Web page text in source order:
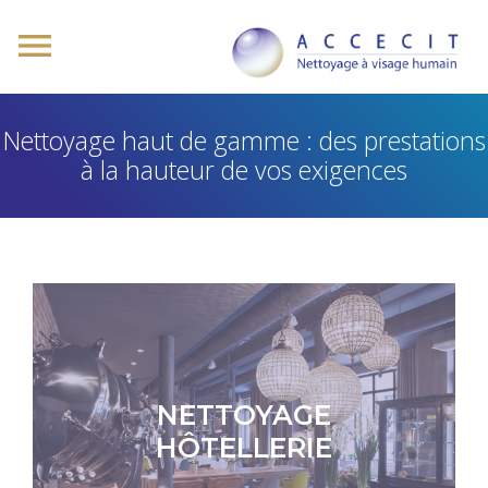
Nettoyage haut de gamme : des prestations
à la hauteur de vos exigences
NETTOYAGE
HÔTELLERIE